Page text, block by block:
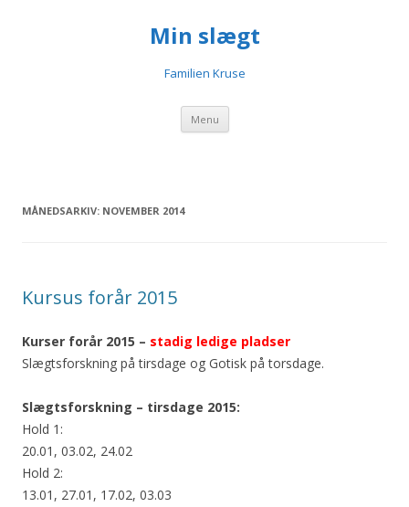
Min slægt
Familien Kruse
Menu Videre til indhold
MÅNEDSARKIV: NOVEMBER 2014
Kursus forår 2015
Kurser forår 2015 – stadig ledige pladser
Slægtsforskning på tirsdage og Gotisk på torsdage.
Slægtsforskning – tirsdage 2015:
Hold 1:
20.01, 03.02, 24.02
Hold 2:
13.01, 27.01, 17.02, 03.03